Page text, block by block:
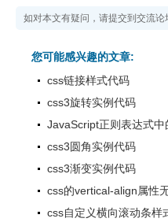
如对本文有疑问，请提交到交流
您可能感兴趣的文章:
css链接样式代码
css3旋转实例代码
JavaScript正则表达式
css3圆角实例代码
css3渐变实例代码
css的vertical-align属性
css自定义横向滚动条样